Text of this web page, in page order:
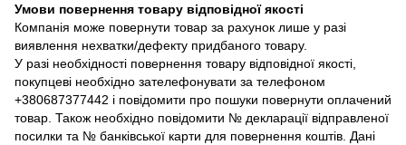
Умови повернення товару відповідної якості
Компанія може повернути товар за рахунок лише у разі
виявлення нехватки/дефекту придбаного товару.
У разі необхідності повернення товару відповідної якості,
покупцеві необхідно зателефонувати за телефоном
+380687377442 і повідомити про пошуки повернути оплачений
товар. Також необхідно повідомити № декларації відправленої
посилки та № банківської карти для повернення коштів. Дані